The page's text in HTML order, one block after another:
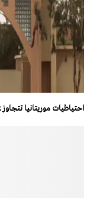
احتياطيات موريتانيا تتجاوز 2.2 مليار دولار في 2025